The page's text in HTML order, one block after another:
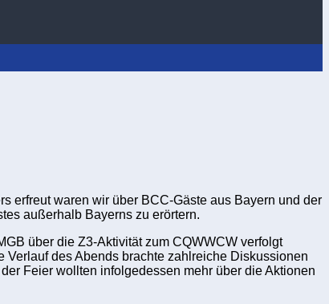
erfreut waren wir über BCC-Gäste aus Bayern und der
außerhalb Bayerns zu erörtern.
über die Z3-Aktivität zum CQWWCW verfolgt
des Abends brachte zahlreiche Diskussionen
Feier wollten infolgedessen mehr über die Aktionen